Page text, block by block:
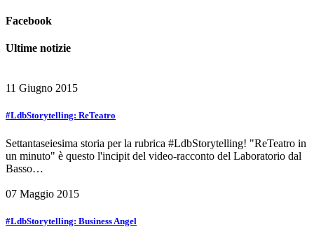
Facebook
Ultime notizie
11 Giugno 2015
#LdbStorytelling: ReTeatro
Settantaseiesima storia per la rubrica #LdbStorytelling! "ReTeatro in
un minuto" è questo l'incipit del video-racconto del Laboratorio dal
Basso…
07 Maggio 2015
#LdbStorytelling: Business Angel